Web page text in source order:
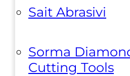
Sait Abrasivi
Sorma
Cutting Tools